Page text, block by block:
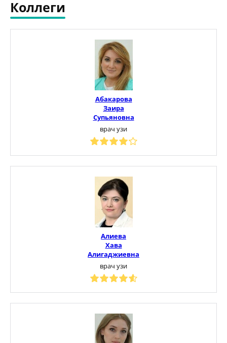
Коллеги
Абакарова
Заира
Супьяновна
врач узи
Алиева
Хава
Алигаджиевна
врач узи